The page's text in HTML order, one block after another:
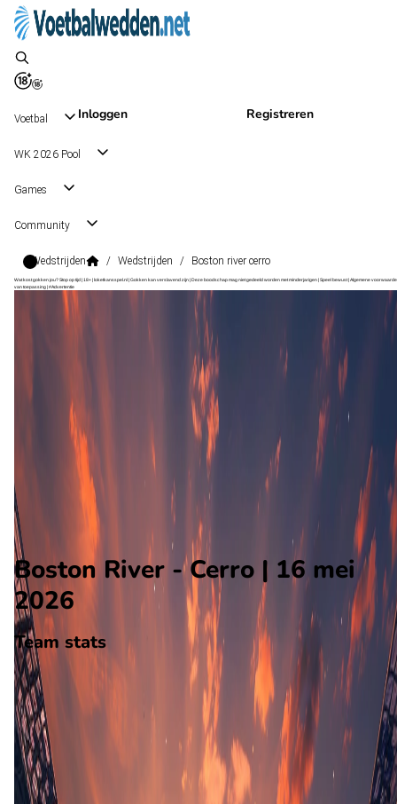
Inloggen Registreren
Voetbal
WK 2026 Pool
Games
Community
Wedstrijden / Wedstrijden / Boston river cerro
Wat kost gokken jou? Stop op tijd | 18+ | loketkansspel.nl | Gokken kan verslavend zijn | Deze boodschap mag niet gedeeld worden met minderjarigen | Speel bewust | Algemene
van toepassing | #Advertentie
Liga AUF Uruguaya Intermedio Grp. A
Liga AUF Uruguaya Intermedio Grp. A
Alle wedstrijden
Boston River - Cerro
Opstellingen
Voorspelling
Voorbeschouwing
Boston River - Cerro | 16 mei
2026
Team stats
Boston River
Boston River
-
Cerro
Cerro
aantal goals